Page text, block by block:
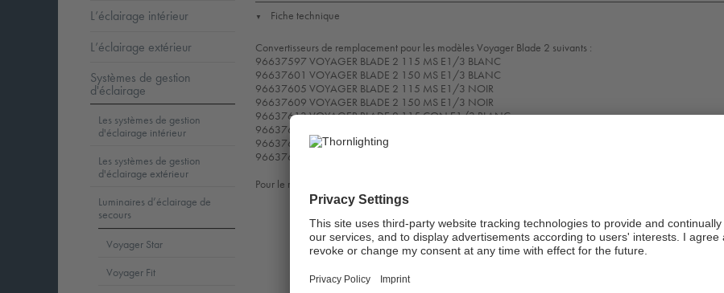
▼ Fiche technique
Convertisseurs de remplacement pour les modèles Voyager Blade 2 suivants :
96637597 VOYAGER BLADE 2 115 MS E1/3 BLANC
96637601 VOYAGER BLADE 2 150 MS E1/3 BLANC
96637605 VOYAGER BLADE 2 115 MS E1/3 NOIR
96637609 VOYAGER BLADE 2 150 MS E1/3 NOIR
96637613 VOYAGER BLADE 2 115 CON E1/3 BLANC
96637617 VOYAGER BLADE 2 150 CON E1/3 BLANC
96637621 VOYAGER BLADE 2 115 CON E1/3 NOIR
96637625 VOYAGER BLADE 2 150 CON E1/3 NOIR
Pour le remplacement et la mise en marche, veuillez observer les instructions d'installation du luminaire.
L’éclairage intérieur
L’éclairage extérieur
Systèmes de gestion
d'éclairage
Les systèmes de gestion
d'éclairage intérieur
Les systèmes de gestion
d'éclairage extérieur
Luminaires d’éclairage de
secours
Voyager Star
Voyager Fit